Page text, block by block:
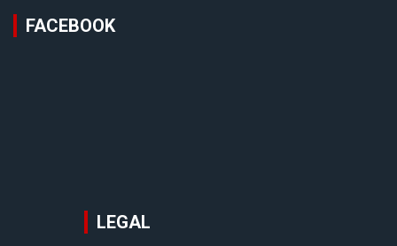
FACEBOOK
LEGAL